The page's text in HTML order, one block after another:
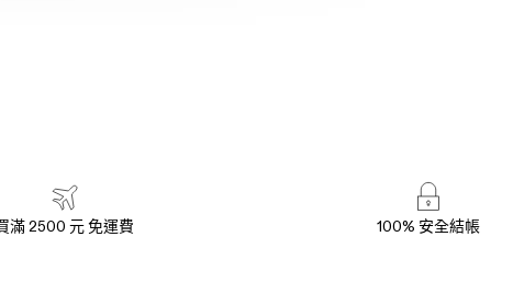
滿 2500 元 免運費 100% 安全結帳